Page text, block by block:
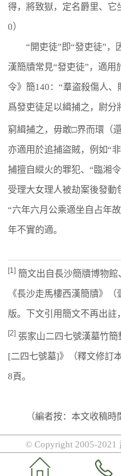
得，將致獄，定名爵里、它
0）
“開吏徒”即“發吏徒”，
漢簡牘常見“發吏徒”，適
令》簡140：“羣盗殺傷人
爲發吏徒足以緝捕之，尉分
窮緝捕之，毋敢□界而環（
亦適用於追捕盜賊，例如“
捕擅自縱火的罪犯、“臨湘
受理大女理人被劫案後發動
“六年六月公乘適坐自占年
年不實的適。
[1] 簡文出自長沙簡牘博物館
《長沙走馬樓西漢簡牘》
版。下文引用簡文不再出註
[2] 張家山二四七號漢墓竹
[二四七號墓]》（釋文修訂
8頁。
（編者按：本文收稿時間
© Copyright 2005-2021